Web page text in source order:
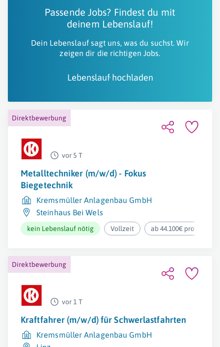
Passende Jobs? Findest du mit
deinem Lebenslauf!
Dein Lebenslauf sagt uns, was du suchst. Wir
zeigen dir die richtigen Jobs.
Lebenslauf hochladen
Direktbewerbung
vor 5 T
Metalltechniker (m/w/d) - Fokus
Biegetechnik
Kremsmüller Anlagenbau GmbH
Steinhaus Bei Wels
kein Lebenslauf nötig Vollzeit ab 44.100€ pro Jahr
Direktbewerbung
vor 1 T
Kraftfahrer (m/w/d) für Schwerlastfahrten
Kremsmüller Anlagenbau GmbH